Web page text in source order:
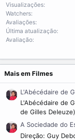
Visualizações
Watchers
Avaliações
Última atualização
Avaliação
Mais em Filmes
L'Abécédaire de
L'Abécédaire de
de Gilles
A Sociedade do
Direção: Guy